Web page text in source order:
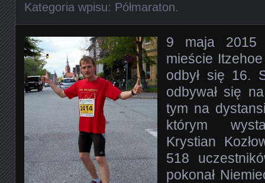
Kategoria wpisu: Półmaraton.
9 maja 2015
mieście
odbył się 16.
odbywał się
tym na
którym
Krystian
518
pokonał